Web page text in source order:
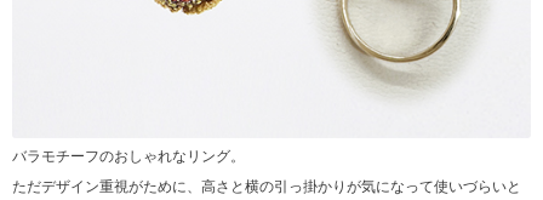
バラモチーフのおしゃれなリング。
ただデザイン重視がために、高さと横の引っ掛かりが気になって使いづらいと